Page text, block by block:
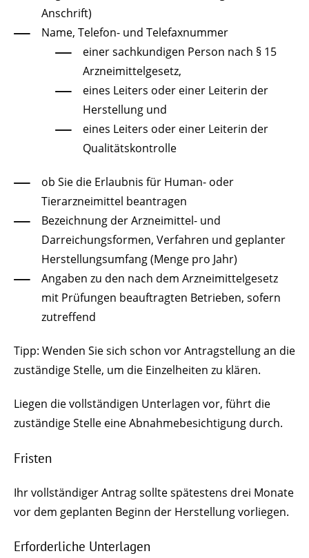
Anschrift)
Name, Telefon- und Telefaxnummer
einer sachkundigen Person nach § 15
Arzneimittelgesetz,
eines Leiters oder einer Leiterin der
Herstellung und
eines Leiters oder einer Leiterin der
Qualitätskontrolle
ob Sie die Erlaubnis für Human- oder
Tierarzneimittel beantragen
Bezeichnung der Arzneimittel- und
Darreichungsformen, Verfahren und geplanter
Herstellungsumfang (Menge pro Jahr)
Angaben zu den nach dem Arzneimittelgesetz
mit Prüfungen beauftragten Betrieben, sofern
zutreffend
Tipp: Wenden Sie sich schon vor Antragstellung an die
zuständige Stelle, um die Einzelheiten zu klären.
Liegen die vollständigen Unterlagen vor, führt die
zuständige Stelle eine Abnahmebesichtigung durch.
Fristen
Ihr vollständiger Antrag sollte spätestens drei Monate
vor dem geplanten Beginn der Herstellung vorliegen.
Erforderliche Unterlagen